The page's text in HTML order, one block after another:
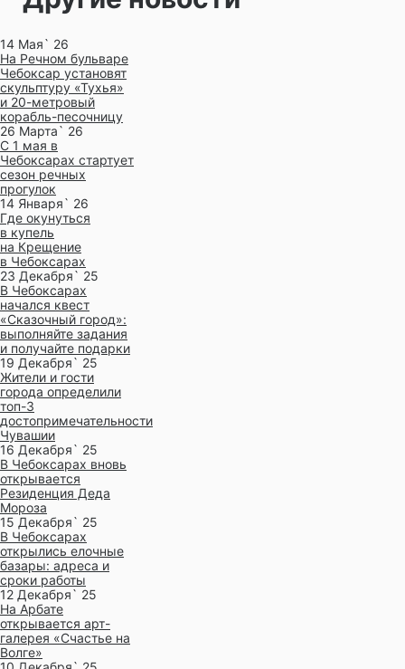
14 Мая` 26
На Речном бульваре
Чебоксар установят
скульптуру «Тухья»
и 20-метровый
корабль-песочницу
26 Марта` 26
С 1 мая в
Чебоксарах стартует
сезон речных
прогулок
14 Января` 26
Где окунуться
в купель
на Крещение
в Чебоксарах
23 Декабря` 25
В Чебоксарах
начался квест
«Сказочный город»:
выполняйте задания
и получайте подарки
19 Декабря` 25
Жители и гости
города определили
топ-3
достопримечательности
Чувашии
16 Декабря` 25
В Чебоксарах вновь
открывается
Резиденция Деда
Мороза
15 Декабря` 25
В Чебоксарах
открылись елочные
базары: адреса и
сроки работы
12 Декабря` 25
На Арбате
открывается арт-
галерея «Счастье на
Волге»